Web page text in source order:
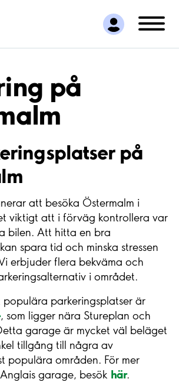
på
på
att besöka Östermalm i
viktigt att i förväg kontrollera var
bilen. Att hitta en bra
spara tid och minska stressen
erbjuder flera bekväma och
i området.
populära parkeringsplatser är
, som ligger nära Stureplan och
garage är mycket väl beläget
tillgång till några av
populära områden. För mer
garage, besök här.